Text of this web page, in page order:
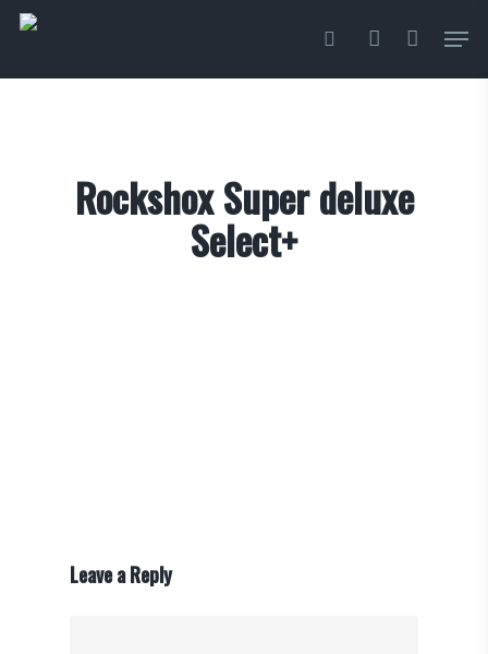
Skip
main
pesquisa account
Menu
Rockshox Super deluxe
Select+
Leave a Reply